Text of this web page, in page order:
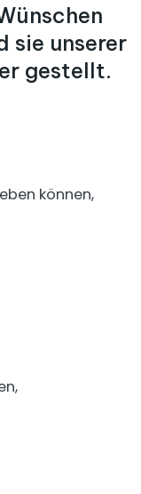
sie unserer
gestellt.
können,